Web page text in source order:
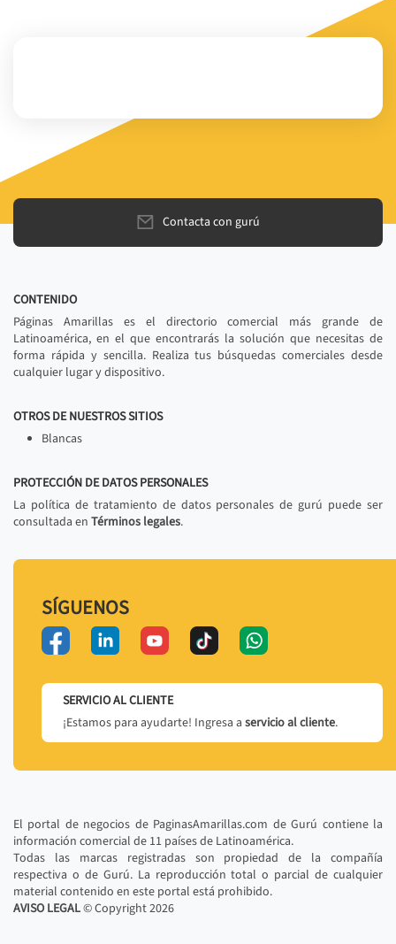
Contacta con gurú
CONTENIDO
Páginas Amarillas es el directorio comercial más grande de
Latinoamérica, en el que encontrarás la solución que necesitas de
forma rápida y sencilla. Realiza tus búsquedas comerciales desde
cualquier lugar y dispositivo.
OTROS DE NUESTROS SITIOS
Blancas
PROTECCIÓN DE DATOS PERSONALES
La política de tratamiento de datos personales de gurú puede ser
consultada en Términos legales.
SÍGUENOS
SERVICIO AL CLIENTE
¡Estamos para ayudarte! Ingresa a servicio al cliente.
El portal de negocios de PaginasAmarillas.com de Gurú contiene la
información comercial de 11 países de Latinoamérica.
Todas las marcas registradas son propiedad de la compañía
respectiva o de Gurú. La reproducción total o parcial de cualquier
material contenido en este portal está prohibido.
AVISO LEGAL© Copyright2026